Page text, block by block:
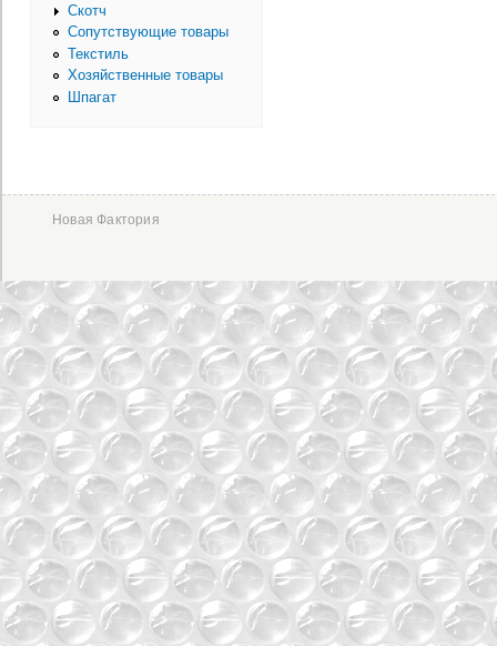
Скотч
Сопутствующие товары
Текстиль
Хозяйственные товары
Шпагат
Новая Фактория